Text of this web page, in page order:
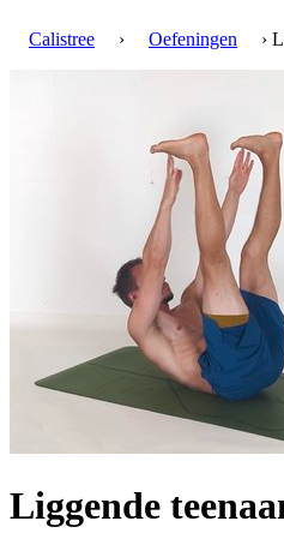
Calistree › Oefeningen ›
Liggende